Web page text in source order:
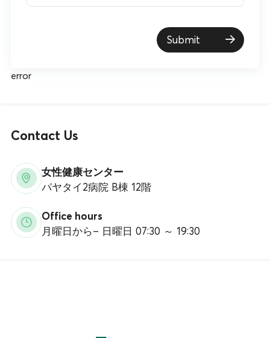
Submit
error
Contact Us
女性健康センター
パヤタイ2病院 B棟 12階
Office hours
月曜日から– 日曜日 07:30 ～ 19:30